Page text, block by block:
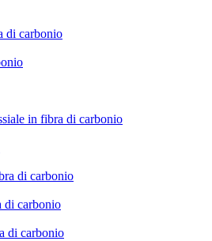
di carbonio
in fibra di carbonio
di carbonio
di carbonio
di carbonio